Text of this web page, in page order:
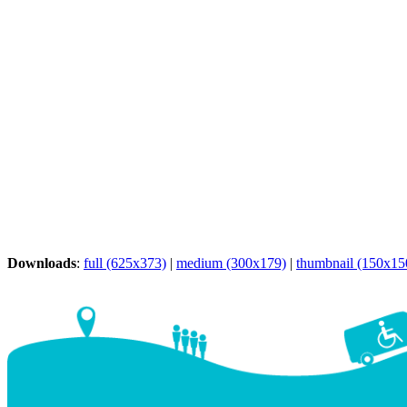
Downloads: full (625x373) | medium (300x179) | thumbnail